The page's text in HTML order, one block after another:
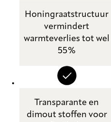
Honingraatstructuur
vermindert
warmteverlies tot wel
55%
Transparante en
dimout stoffen voor